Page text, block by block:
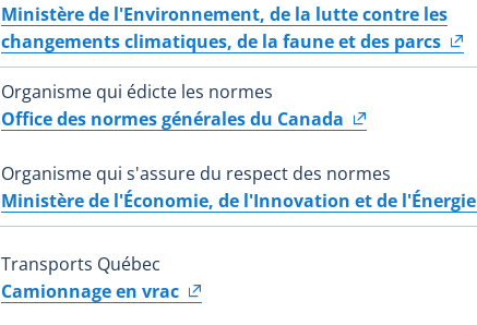
Ministère de l'Environnement, de la lutte contre les
changements climatiques, de la faune et des parcs
Organisme qui édicte les normes
Office des normes générales du Canada
Organisme qui s'assure du respect des normes
Ministère de l'Économie, de l'Innovation et de l'Énergie
Transports Québec
Camionnage en vrac